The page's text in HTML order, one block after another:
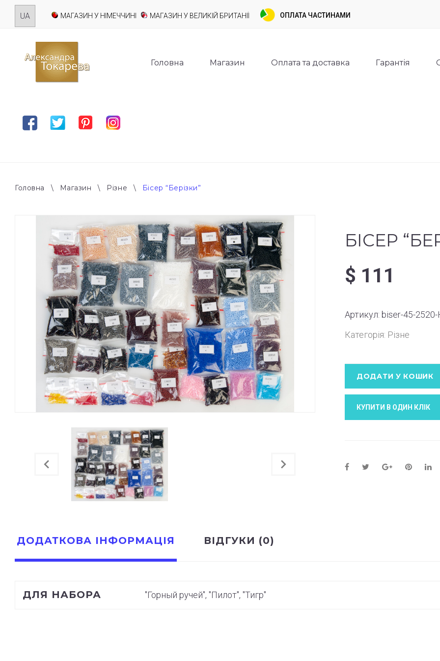
Skip
МАГАЗИН У НІМЕЧЧИНІ МАГАЗИН У ВЕЛИКІЙ БРИТАНІЇ
FacebookTwitterPinterestInstagram
Головна Магазин Оплата та доставка Гарантія
ОПЛАТА ЧАСТИНАМИ
Головна \ Магазин \ Різне \ Бісер “Берізки”
БІСЕР
$ 111
Артикул: biser-45-
Категорія: Різне
ДОДАТИ У КОШИК
КУПИТИ В ОДИН КЛIК
ДОДАТКОВА ІНФОРМАЦІЯ ВІДГУКИ (0)
ДЛЯ НАБОРА "Горный ручей", "Пилот", "Тигр"